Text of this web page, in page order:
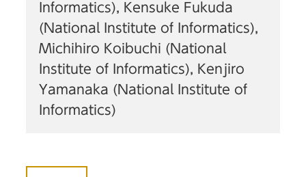
Informatics), Kensuke Fukuda
(National Institute of Informatics),
Michihiro Koibuchi (National
Institute of Informatics), Kenjiro
Yamanaka (National Institute of
Informatics)